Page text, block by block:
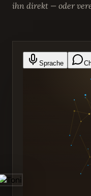
ihn direkt — oder
Sprache